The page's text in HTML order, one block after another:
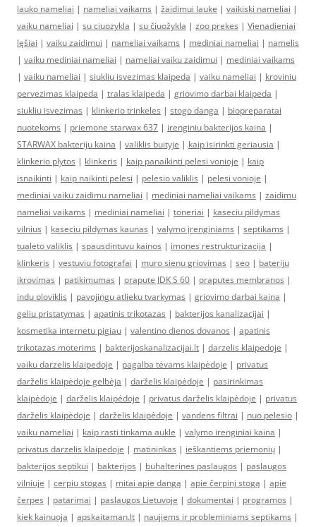
lauko nameliai | nameliai vaikams | žaidimui lauke | vaikiski nameliai |
vaiku nameliai | su ciuozykla | su čiuožykla | zoo prekes | Vienadieniai
lęšiai | vaiku zaidimui | nameliai vaikams | mediniai nameliai | namelis
| vaiku mediniai nameliai | nameliai vaiku zaidimui | mediniai vaikams
| vaiku nameliai | siukliu isvezimas klaipeda | vaiku nameliai | kroviniu
pervezimas klaipeda | tralas klaipeda | griovimo darbai klaipeda |
siukliu isvezimas | klinkerio trinkeles | stogo danga | biopreparatai
nuotekoms | priemone starwax 637 | irenginiu bakterijos kaina |
STARWAX bakteriju kaina | valiklis buityje | kaip isirinkti geriausia |
klinkerio plytos | klinkeris | kaip panaikinti pelesi vonioje | kaip
isnaikinti | kaip naikinti pelesi | pelesio valiklis | pelesi vonioje |
mediniai vaiku zaidimu nameliai | mediniai nameliai vaikams | zaidimu
nameliai vaikams | mediniai nameliai | toneriai | kaseciu pildymas
vilnius | kaseciu pildymas kaunas | valymo įrenginiams | septikams |
tualeto valiklis | spausdintuvu kainos | imones restrukturizacija |
klinkeris | vestuviu fotografai | muro sienu griovimas | seo | bateriju
ikrovimas | patikimumas | orapute JDK S 60 | oraputes membranos |
indu ploviklis | pavojingu atlieku tvarkymas | griovimo darbai kaina |
geliu pristatymas | apatinis trikotazas | bakterijos kanalizacijai |
kosmetika internetu pigiau | valentino dienos dovanos | apatinis
trikotazas moterims | bakterijoskanalizacijai.lt | darzelis klaipedoje |
vaiku darzelis klaipedoje | pagalba tėvams klaipėdoje | privatus
darželis klaipėdoje gelbėja | darželis klaipėdoje | pasirinkimas
klaipėdoje | darželis klaipėdoje | privatus darželis klaipėdoje | privatus
darželis klaipėdoje | darželis klaipėdoje | vandens filtrai | nuo pelesio |
vaiku nameliai | kaip rasti tinkama aukle | valymo irenginiai kaina |
privatus darzelis klaipedoje | matininkas | ieškantiems priemonių |
bakterijos septikui | bakterijos | buhalterines paslaugos | paslaugos
vilniuje | cerpiu stogas | mitai apie dangą | apie čerpinį stogą | apie
čerpes | patarimai | paslaugos Lietuvoje | dokumentai | programos |
kiek kainuoja | apskaitaman.lt | naujiems ir probleminiams septikams |